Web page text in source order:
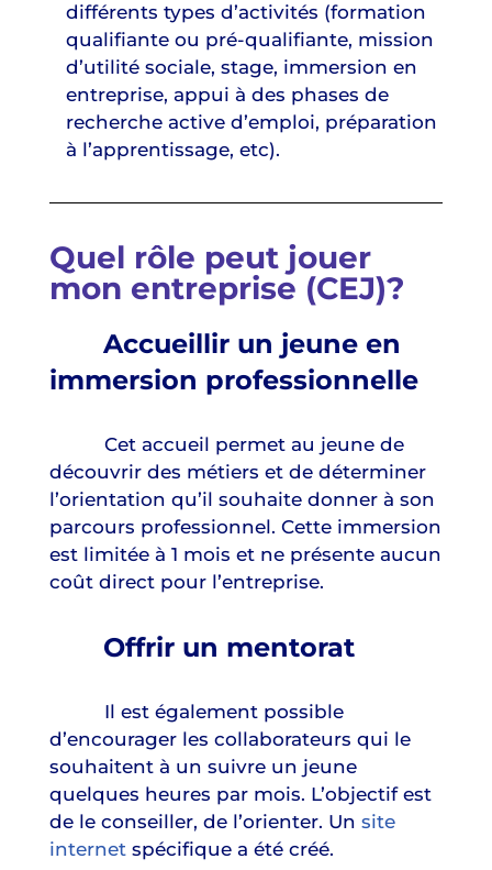
différents types d’activités (formation
qualifiante ou pré-qualifiante, mission
d’utilité sociale, stage, immersion en
entreprise, appui à des phases de
recherche active d’emploi, préparation
à l’apprentissage, etc).
Quel rôle peut jouer
mon entreprise (CEJ)?
Accueillir un jeune en
immersion professionnelle
Cet accueil permet au jeune de
découvrir des métiers et de déterminer
l’orientation qu’il souhaite donner à son
parcours professionnel. Cette immersion
est limitée à 1 mois et ne présente aucun
coût direct pour l’entreprise.
Offrir un mentorat
Il est également possible
d’encourager les collaborateurs qui le
souhaitent à un suivre un jeune
quelques heures par mois. L’objectif est
de le conseiller, de l’orienter. Un site
internet spécifique a été créé.